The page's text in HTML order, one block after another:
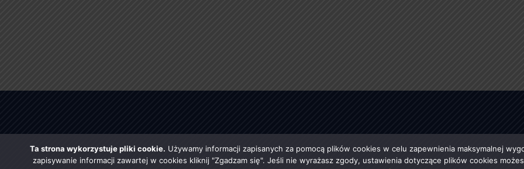
Ta strona wykorzystuje pliki cookie. Używamy informacji zapisanych za pomocą plików cookies w celu zapewnienia maksymalnej
zapisywanie informacji zawartej w cookies kliknij "Zgadzam się". Jeśli nie wyrażasz zgody, ustawienia dotyczące plików cookies